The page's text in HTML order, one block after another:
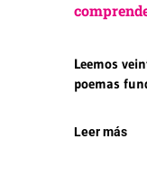
Leemos
poemas
Leer más